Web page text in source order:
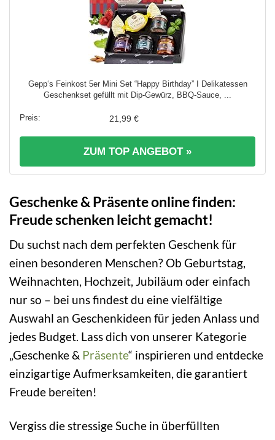
Gepp‘s Feinkost 5er Mini Set “Happy Birthday” I Delikatessen
Geschenkset gefüllt mit Dip-Gewürz, BBQ-Sauce, ...
21,99 €
ZUM TOP ANGEBOT »
Geschenke & Präsente online finden:
Freude schenken leicht gemacht!
Du suchst nach dem perfekten Geschenk für
einen besonderen Menschen? Ob Geburtstag,
Weihnachten, Hochzeit, Jubiläum oder einfach
nur so – bei uns findest du eine vielfältige
Auswahl an Geschenkideen für jeden Anlass und
jedes Budget. Lass dich von unserer Kategorie
„Geschenke & Präsente“ inspirieren und entdecke
einzigartige Aufmerksamkeiten, die garantiert
Freude bereiten!
Vergiss die stressige Suche in überfüllten